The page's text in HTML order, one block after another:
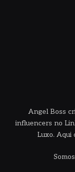
Angel Boss
influencers no
Luxo. Aqui